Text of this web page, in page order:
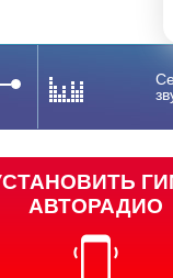
АВТОРАДИО